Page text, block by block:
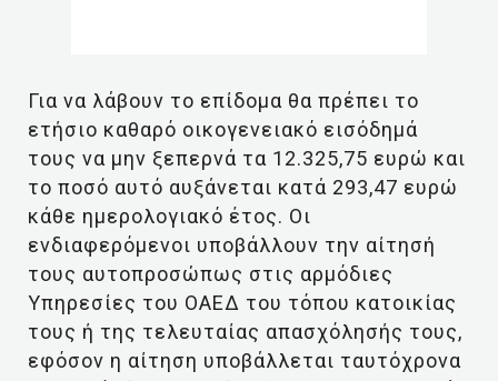
Για να λάβουν το επίδομα θα πρέπει το
ετήσιο καθαρό οικογενειακό εισόδημά
τους να μην ξεπερνά τα 12.325,75 ευρώ και
το ποσό αυτό αυξάνεται κατά 293,47 ευρώ
κάθε ημερολογιακό έτος. Οι
ενδιαφερόμενοι υποβάλλουν την αίτησή
τους αυτοπροσώπως στις αρμόδιες
Υπηρεσίες του ΟΑΕΔ του τόπου κατοικίας
τους ή της τελευταίας απασχόλησής τους,
εφόσον η αίτηση υποβάλλεται ταυτόχρονα